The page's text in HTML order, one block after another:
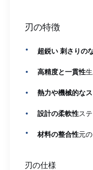
刃の特徴
超鋭い 刺さりの
高精度と一貫性
熱力や機械的な
設計の柔軟性ス
材料の整合性元
刃の仕様